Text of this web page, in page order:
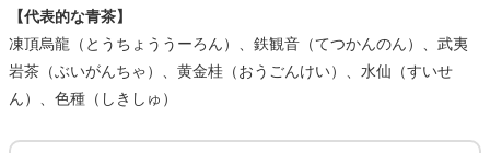
【代表的な青茶】
凍頂烏龍（とうちょううーろん）、鉄観音（てつかんのん）、武夷
岩茶（ぶいがんちゃ）、黄金桂（おうごんけい）、水仙（すいせ
ん）、色種（しきしゅ）